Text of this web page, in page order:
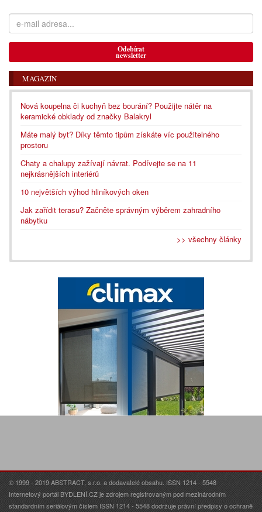
Odebírat
newsletter
MAGAZÍN
Nová koupelna či kuchyň bez bourání? Použijte nátěr na
keramické obklady od značky Balakryl
Máte malý byt? Díky těmto tipům získáte víc použitelného
prostoru
Chaty a chalupy zažívají návrat. Podívejte se na 11
nejkrásnějších interiérů
10 největších výhod hliníkových oken
Jak zařídit terasu? Začněte správným výběrem zahradního
nábytku
>> všechny články
© 1999 - 2019 ABSTRACT, s.r.o. a dodavatelé obsahu. ISSN 1214 - 5548
Internetový portál BYDLENÍ.CZ je zdrojem registrovaným pod mezinárodním
standardním seriálovým číslem ISSN 1214 - 5548 dodržuje právní předpisy o ochraně